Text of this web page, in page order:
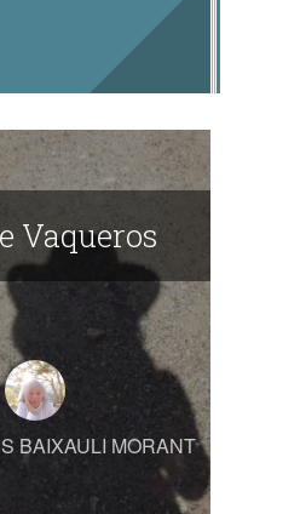
Vaqueros
BAIXAULI MORANT